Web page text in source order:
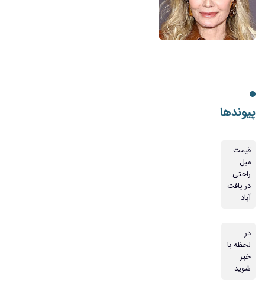
پیوندها
قیمت
مبل
راحتی
در یافت
آباد
در
لحظه با
خبر
شوید